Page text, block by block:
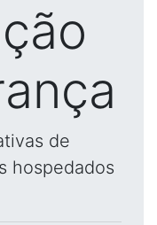
de
hospedados